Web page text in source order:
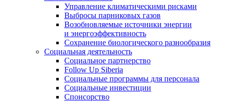
Управление климатическими рисками
Выбросы парниковых газов
Возобновляемые источники энергии
и энергоэффективность
Сохранение биологического разнообразия
Социальная деятельность
Социальное партнерство
Follow Up Siberia
Социальные программы для персонала
Социальные инвестиции
Спонсорство